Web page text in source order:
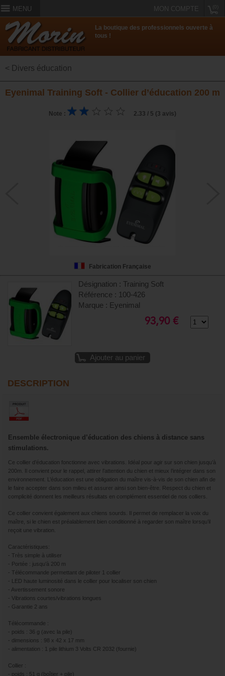
MENU MON COMPTE
La boutique des professionnels ouverte à
tous !
< Divers éducation
Eyenimal Training Soft - Collier d’éducation 200 m
Note : 2.33 / 5 (3 avis)
Fabrication Française
Désignation : Training Soft
Référence : 100-426
Marque : Eyenimal
93,90 €
Ajouter au panier
DESCRIPTION
Ensemble électronique d’éducation des chiens à distance sans
stimulations.
Ce collier d’éducation fonctionne avec vibrations. Idéal pour agir sur son chien jusqu’à
200m. Il convient pour le rappel, attirer l’attention du chien et mieux l’intégrer dans son
environnement. L’éducation est une obligation du maître vis-à-vis de son chien afin de
le faire accepter dans son milieu et assurer ainsi son bien-être. Respect du chien et
complicité donnent les meilleurs résultats en complément essentiel de nos colliers.
Ce collier convient également aux chiens sourds. Il permet de remplacer la voix du
maître, si le chien est préalablement bien conditionné à regarder son maître lorsqu’il
reçoit une vibration.
Caractéristiques:
- Très simple à utiliser
- Portée : jusqu’à 200 m
- Télécommande permettant de piloter 1 collier
- LED haute luminosité dans le collier pour localiser son chien
- Avertissement sonore
- Vibrations courtes/vibrations longues
- Garantie 2 ans
Télécommande :
- poids : 36 g (avec la pile)
- dimensions : 98 x 42 x 17 mm
- alimentation : 1 pile lithium 3 Volts CR 2032 (fournie)
Collier :
- poids : 51 g (boîtier + pile)